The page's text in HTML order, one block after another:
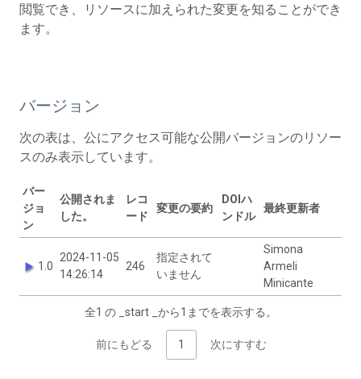
閲覧でき、リソースに加えられた変更を知ることができ
ます。
バージョン
次の表は、公にアクセス可能な公開バージョンのリソー
スのみ表示しています。
バー
ジョ
ン
公開されま
した。
レコ
ード
変更の要約
DOIハ
ンドル
最終更新者
1.0
2024-11-05
14:26:14
246
指定されて
いません
Simona
Armeli
Minicante
全1 の _start _から1までを表示する。
前にもどる 1 次にすすむ